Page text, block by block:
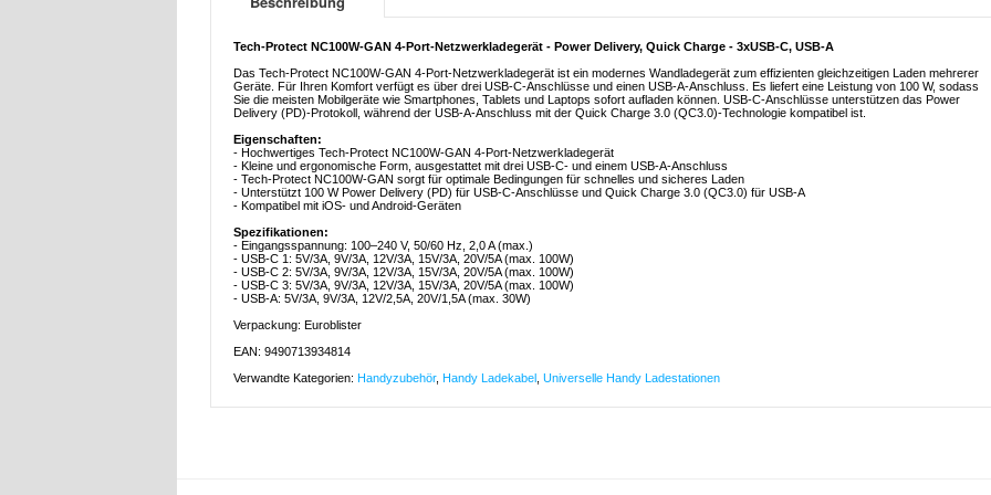
Tech-Protect NC100W-GAN 4-Port-Netzwerkladegerät - Power Delivery, Quick Charge - 3xUSB-C, USB-A
Das Tech-Protect NC100W-GAN 4-Port-Netzwerkladegerät ist ein modernes Wandladegerät zum effizienten gleichzeitigen Laden mehrerer
Geräte. Für Ihren Komfort verfügt es über drei USB-C-Anschlüsse und einen USB-A-Anschluss. Es liefert eine Leistung von 100 W, sodass
Sie die meisten Mobilgeräte wie Smartphones, Tablets und Laptops sofort aufladen können. USB-C-Anschlüsse unterstützen das Power
Delivery (PD)-Protokoll, während der USB-A-Anschluss mit der Quick Charge 3.0 (QC3.0)-Technologie kompatibel ist.
Eigenschaften:
- Hochwertiges Tech-Protect NC100W-GAN 4-Port-Netzwerkladegerät
- Kleine und ergonomische Form, ausgestattet mit drei USB-C- und einem USB-A-Anschluss
- Tech-Protect NC100W-GAN sorgt für optimale Bedingungen für schnelles und sicheres Laden
- Unterstützt 100 W Power Delivery (PD) für USB-C-Anschlüsse und Quick Charge 3.0 (QC3.0) für USB-A
- Kompatibel mit iOS- und Android-Geräten
Spezifikationen:
- Eingangsspannung: 100–240 V, 50/60 Hz, 2,0 A (max.)
- USB-C 1: 5V/3A, 9V/3A, 12V/3A, 15V/3A, 20V/5A (max. 100W)
- USB-C 2: 5V/3A, 9V/3A, 12V/3A, 15V/3A, 20V/5A (max. 100W)
- USB-C 3: 5V/3A, 9V/3A, 12V/3A, 15V/3A, 20V/5A (max. 100W)
- USB-A: 5V/3A, 9V/3A, 12V/2,5A, 20V/1,5A (max. 30W)
Verpackung: Euroblister
EAN: 9490713934814
Verwandte Kategorien: Handyzubehör, Handy Ladekabel Universelle Handy Ladestationen